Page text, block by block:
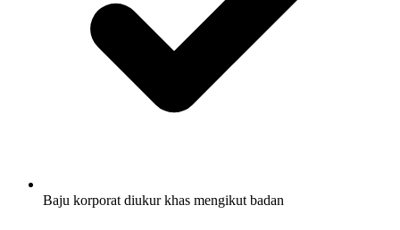
Baju korporat diukur khas mengikut badan